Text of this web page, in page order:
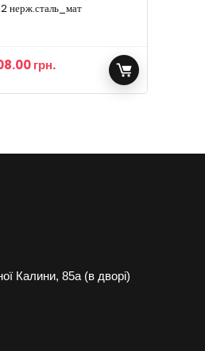
нерж.сталь_мат
грн.
Калини, 85а (в дворі)